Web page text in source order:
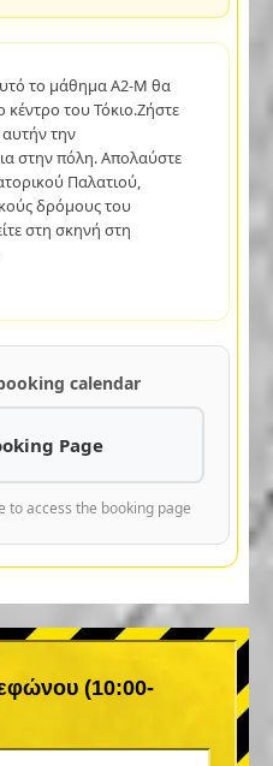
το μάθημα A2-M θα
του Τόκιο.Ζήστε
την
στην πόλη. Απολαύστε
Παλατιού,
δρόμους του
στη σκηνή στη
calendar
Page
to access the booking page
(10:00-